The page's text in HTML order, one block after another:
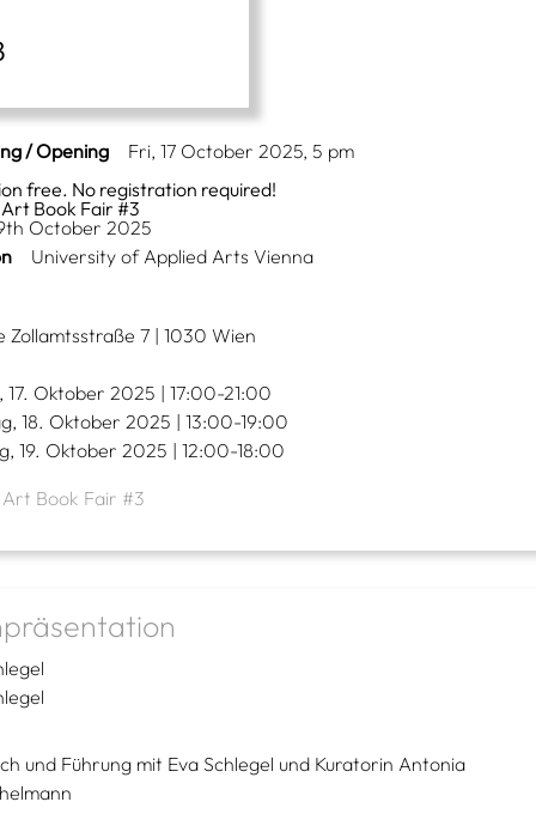
/ Opening
Fri, 17 October 2025, 5 pm
free. No registration required!
Book Fair #3
October 2025
University of Applied Arts Vienna
Zollamtsstraße 7 | 1030 Wien
17. Oktober 2025 | 17:00-21:00
18. Oktober 2025 | 13:00-19:00
19. Oktober 2025 | 12:00-18:00
Book Fair #3
und Führung mit Eva Schlegel und Kuratorin Antonia